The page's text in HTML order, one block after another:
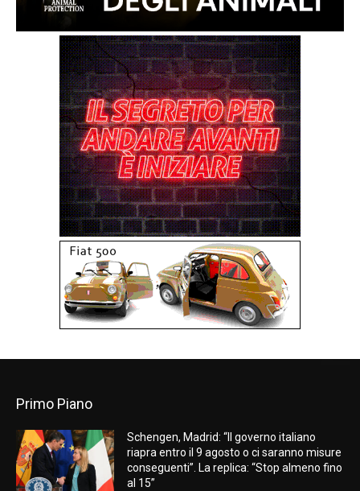
Primo Piano
Schengen, Madrid: “Il governo italiano
riapra entro il 9 agosto o ci saranno misure
conseguenti”. La replica: “Stop almeno fino
al 15”